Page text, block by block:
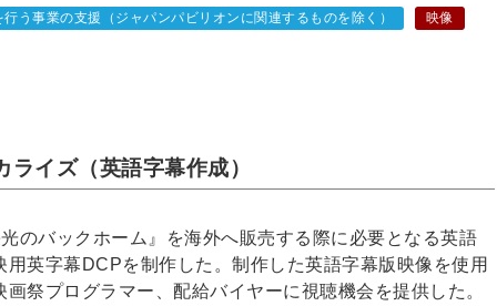
う事業の支援（ジャパンパビリオンに関連するものを除く） 映像
イズ（英語字幕作成）
のバックホーム』を海外へ販売する際に必要となる英語
英字幕DCPを制作した。制作した英語字幕版映像を使用
祭プログラマー、配給バイヤーに視聴機会を提供した。